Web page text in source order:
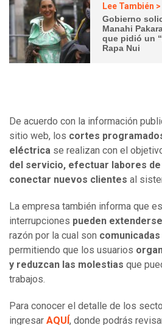
Lee También >
Gobierno
Manahi
que pidió un
Rapa Nui
De acuerdo con la información
sitio web, los cortes
eléctrica se realizan con el
del servicio, efectuar labores
conectar nuevos clientes al
La empresa también informa que
interrupciones pueden
razón por la cual son
permitiendo que los usuarios
y reduzcan las molestias que
trabajos.
Para conocer el detalle de los
ingresar AQUÍ , donde podrás